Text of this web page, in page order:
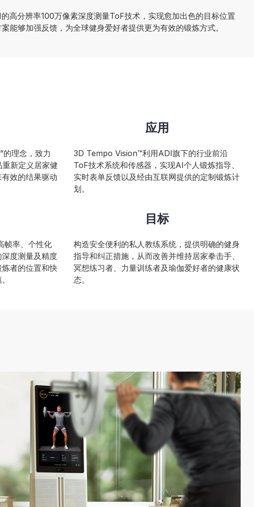
高分辨率100万像素深度测量ToF技术，实现愈加出色的目标位置
能够加强反馈，为全球健身爱好者提供更为有效的锻炼方式。
的理念，致力
新定义居家健
效的结果驱动
应用
3D Tempo Vision™利用ADI旗下的行业前沿
ToF技术系统和传感器，实现AI个人锻炼指导、
实时表单反馈以及经由互联网提供的定制锻炼计
划。
帧率、个性化
度测量及精度
者的位置和快
目标
构造安全便利的私人教练系统，提供明确的健身
指导和纠正措施，从而改善并维持居家拳击手、
冥想练习者、力量训练者及瑜伽爱好者的健康状
态。